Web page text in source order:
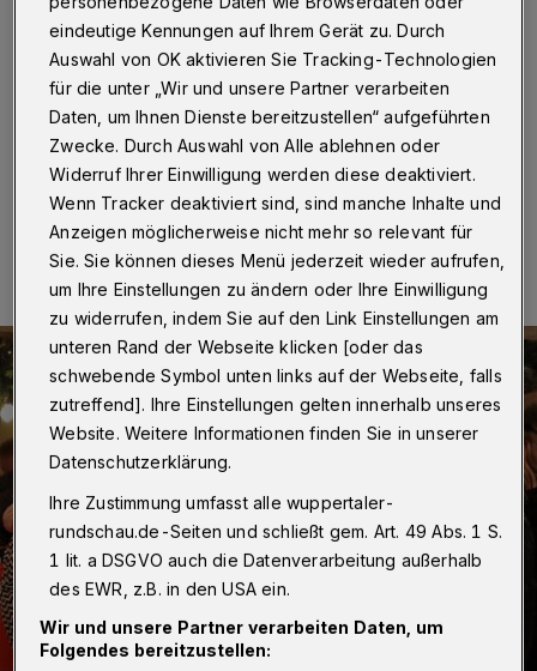
Wuppertal· Kunsthandwerk statt Massenkonsum und
klangvolle Barockmusik statt Weihnachtslieder-
Gedudel. Mit seiner stimmungsvoller Atmosphäre hat es
der Lüntenbecker Weihnachtsmarkt unter die zehn
schönsten Märkte Deutschlands geschafft.
Eine Minute Lesezeit
eindeutige Kennungen auf Ihrem Gerät zu. Durch
Auswahl von OK aktivieren Sie Tracking-Technologien
für die unter „Wir und unsere Partner verarbeiten
Daten, um Ihnen Dienste bereitzustellen“ aufgeführten
Zwecke. Durch Auswahl von Alle ablehnen oder
Widerruf Ihrer Einwilligung werden diese deaktiviert.
Wenn Tracker deaktiviert sind, sind manche Inhalte und
Anzeigen möglicherweise nicht mehr so relevant für
Sie. Sie können dieses Menü jederzeit wieder aufrufen,
um Ihre Einstellungen zu ändern oder Ihre Einwilligung
zu widerrufen, indem Sie auf den Link Einstellungen am
unteren Rand der Webseite klicken [oder das
schwebende Symbol unten links auf der Webseite, falls
zutreffend]. Ihre Einstellungen gelten innerhalb unseres
Website. Weitere Informationen finden Sie in unserer
Datenschutzerklärung.
Ihre Zustimmung umfasst alle wuppertaler-
rundschau.de-Seiten und schließt gem. Art. 49 Abs. 1 S.
1 lit. a DSGVO auch die Datenverarbeitung außerhalb
des EWR, z.B. in den USA ein.
Wir und unsere Partner verarbeiten Daten, um
Folgendes bereitzustellen: